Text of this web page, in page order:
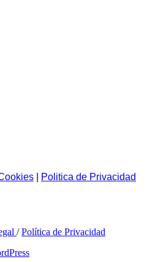
Politica de Privacidad
/Política de Privacidad